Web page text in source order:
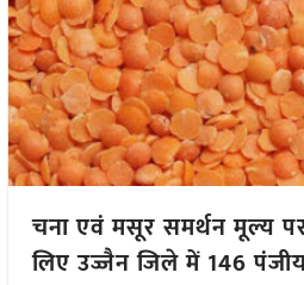
चना एवं मसूर समर्थन मूल्य
लिए उज्जैन जिले में 146